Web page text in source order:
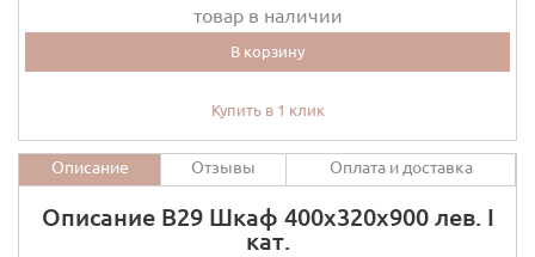
товар в наличии
В корзину
Купить в 1 клик
Описание Отзывы Оплата и доставка
Описание В29 Шкаф 400х320х900 лев. I
кат.